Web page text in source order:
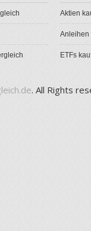
Aktien
Anleihen
ETFs
. All Rights